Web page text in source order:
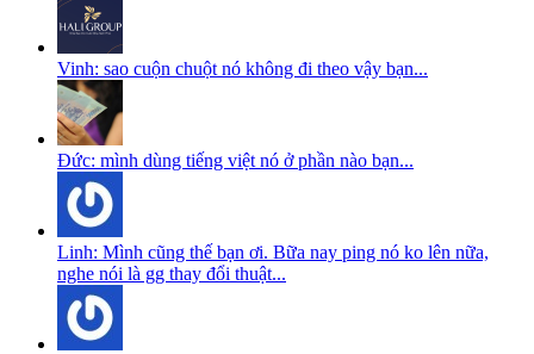
Vinh: sao cuộn chuột nó không đi theo vậy bạn...
Đức: mình dùng tiếng việt nó ở phần nào bạn...
Linh: Mình cũng thế bạn ơi. Bữa nay ping nó ko lên nữa,
nghe nói là gg thay đổi thuật...